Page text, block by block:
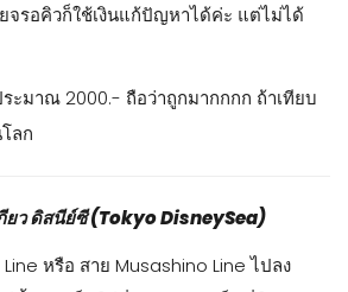
ยจรอคิวก็ใช้เงินแก้ปัญหาได้ค่ะ แต่ไม่ได้
ะมาณ 2000.- ถือว่าถูกมากกกก ถ้าเทียบ
ลก